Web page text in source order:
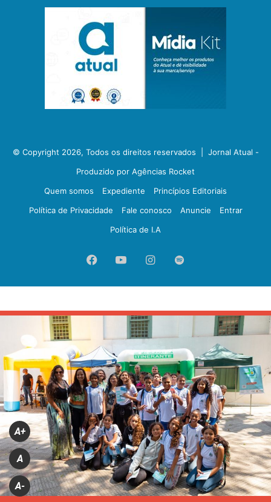
© Copyright 2026, Todos os direitos reservados | Jornal Atual -
Produzido por Agências Rocket
Quem somos
Expediente
Princípios Editoriais
Política de Privacidade
Fale conosco Anuncie
Entrar
Política de I.A
FacebookYouTubeInstagram
Spotify
A+
A
A-